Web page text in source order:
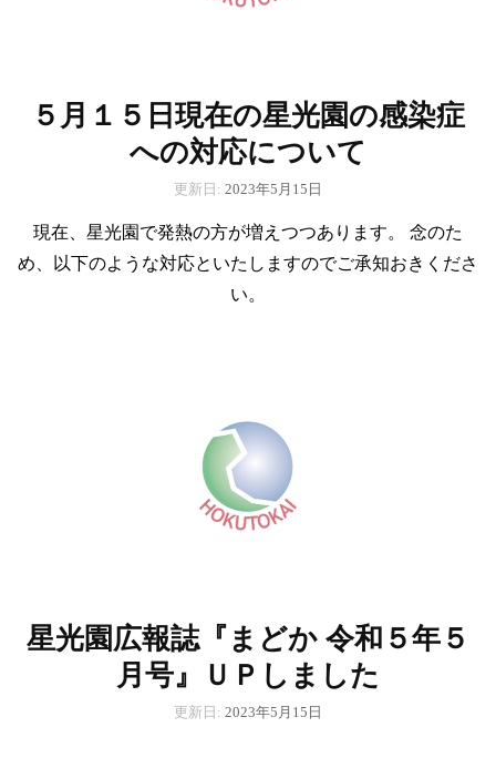
５月１５日現在の星光園の感染症
への対応について
更新日: 2023年5月15日
現在、星光園で発熱の方が増えつつあります。 念のた
め、以下のような対応といたしますのでご承知おきくださ
い。
星光園広報誌『まどか 令和５年５
月号』ＵＰしました
更新日: 2023年5月15日